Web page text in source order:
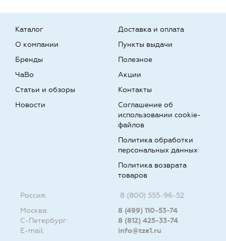
Каталог
О компании
Бренды
Доставка и оплата
Пункты выдачи
Полезное
ЧаВо
Статьи и обзоры
Новости
Акции
Контакты
Соглашение об
использовании cookie-
файлов
Политика обработки
персональных данных
Политика возврата
товаров
Россия:
8 (800) 555-96-52
Москва:
8 (499) 110-53-74
С-Петербург:
8 (812) 425-33-74
E-mail:
info@tze1.ru